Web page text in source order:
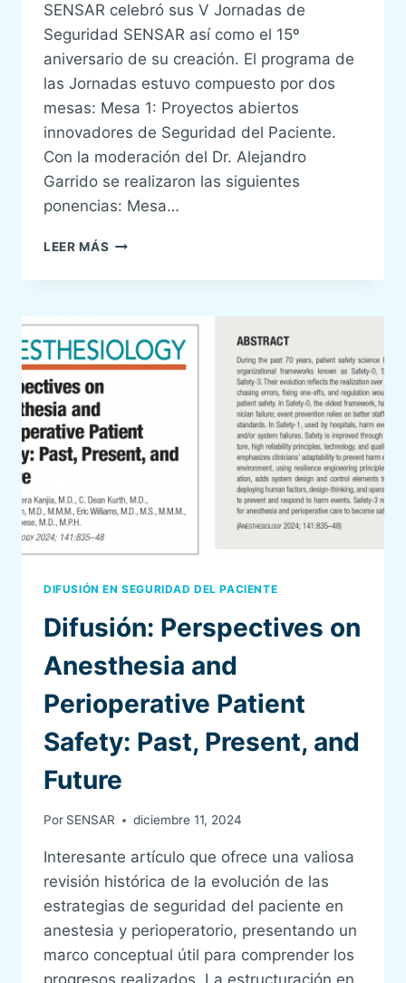
SENSAR celebró sus V Jornadas de
Seguridad SENSAR así como el 15º
aniversario de su creación. El programa de
las Jornadas estuvo compuesto por dos
mesas: Mesa 1: Proyectos abiertos
innovadores de Seguridad del Paciente.
Con la moderación del Dr. Alejandro
Garrido se realizaron las siguientes
ponencias: Mesa…
LEER MÁS V
SENSAR
15
DE
DIFUSIÓN EN SEGURIDAD DEL PACIENTE
Difusión: Perspectives on
Anesthesia and
Perioperative Patient
Safety: Past, Present, and
Future
Por SENSAR diciembre 11, 2024
Interesante artículo que ofrece una valiosa
revisión histórica de la evolución de las
estrategias de seguridad del paciente en
anestesia y perioperatorio, presentando un
marco conceptual útil para comprender los